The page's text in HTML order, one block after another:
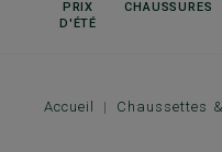
PRIX
D'ÉTÉ
CHAUSSURES
Accueil Chaussettes